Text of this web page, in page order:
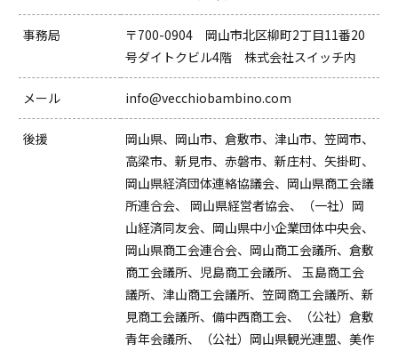
事務局
〒700-0904 岡山市北区柳町2丁目11番20
号ダイトクビル4階 株式会社スイッチ内
メール info@vecchiobambino.com
後援
岡山県、岡山市、倉敷市、津山市、笠岡市、
高梁市、新見市、赤磐市、新庄村、矢掛町、
岡山県経済団体連絡協議会、岡山県商工会議
所連合会、
岡山県経営者協会、（一社）岡
山経済同友会、岡山県中小企業団体中央会、
岡山県商工会連合会、岡山商工会議所、倉敷
商工会議所、児島商工会議所、
玉島商工会
議所、津山商工会議所、笠岡商工会議所、新
見商工会議所、備中西商工会、（公社）倉敷
青年会議所、（公社）岡山県観光連盟、美作